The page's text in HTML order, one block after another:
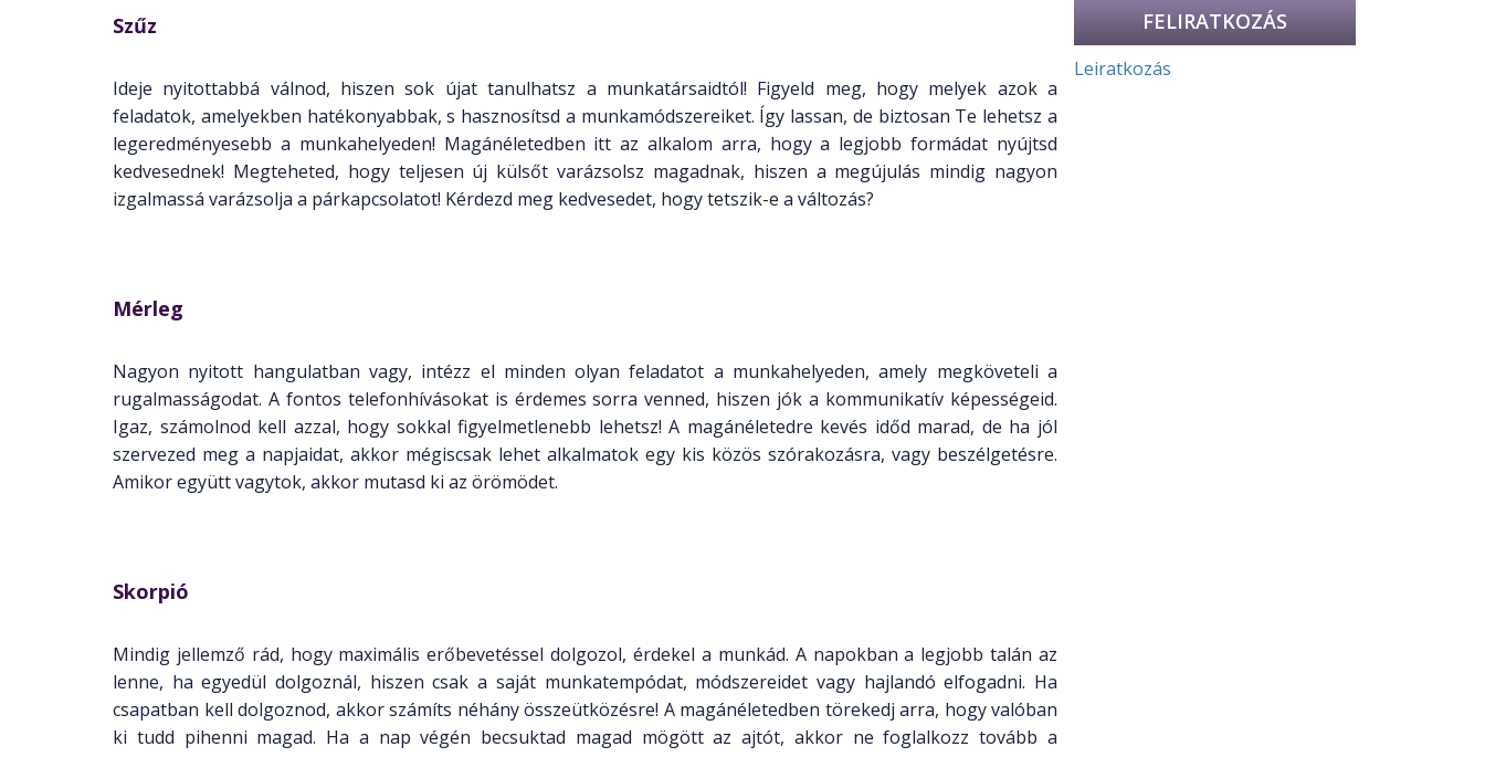
Szűz
Ideje nyitottabbá válnod, hiszen sok újat tanulhatsz a munkatársaidtól! Figyeld meg, hogy melyek azok a
feladatok, amelyekben hatékonyabbak, s hasznosítsd a munkamódszereiket. Így lassan, de biztosan Te lehetsz a
legeredményesebb a munkahelyeden! Magánéletedben itt az alkalom arra, hogy a legjobb formádat nyújtsd
kedvesednek! Megteheted, hogy teljesen új külsőt varázsolsz magadnak, hiszen a megújulás mindig nagyon
izgalmassá varázsolja a párkapcsolatot! Kérdezd meg kedvesedet, hogy tetszik-e a változás?
Mérleg
Nagyon nyitott hangulatban vagy, intézz el minden olyan feladatot a munkahelyeden, amely megköveteli a
rugalmasságodat. A fontos telefonhívásokat is érdemes sorra venned, hiszen jók a kommunikatív képességeid.
Igaz, számolnod kell azzal, hogy sokkal figyelmetlenebb lehetsz! A magánéletedre kevés időd marad, de ha jól
szervezed meg a napjaidat, akkor mégiscsak lehet alkalmatok egy kis közös szórakozásra, vagy beszélgetésre.
Amikor együtt vagytok, akkor mutasd ki az örömödet.
Skorpió
Mindig jellemző rád, hogy maximális erőbevetéssel dolgozol, érdekel a munkád. A napokban a legjobb talán az
lenne, ha egyedül dolgoznál, hiszen csak a saját munkatempódat, módszereidet vagy hajlandó elfogadni. Ha
csapatban kell dolgoznod, akkor számíts néhány összeütközésre! A magánéletedben törekedj arra, hogy valóban
ki tudd pihenni magad. Ha a nap végén becsuktad magad mögött az ajtót, akkor ne foglalkozz tovább a
Leiratkozás